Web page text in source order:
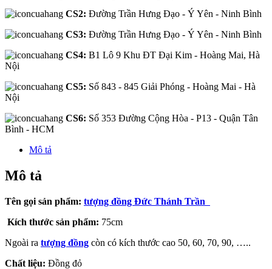
CS2: Đường Trần Hưng Đạo - Ý Yên - Ninh Bình
CS3: Đường Trần Hưng Đạo - Ý Yên - Ninh Bình
CS4: B1 Lô 9 Khu ĐT Đại Kim - Hoàng Mai, Hà
Nội
CS5: Số 843 - 845 Giải Phóng - Hoàng Mai - Hà
Nội
CS6: Số 353 Đường Cộng Hòa - P13 - Quận Tân
Bình - HCM
Mô tả
Mô tả
Tên gọi sản phẩm: tượng đồng Đức Thánh Trần
Kích thước sản phẩm: 75cm
Ngoài ra tượng đồng còn có kích thước cao 50, 60, 70, 90, …..
Chất liệu: Đồng đỏ